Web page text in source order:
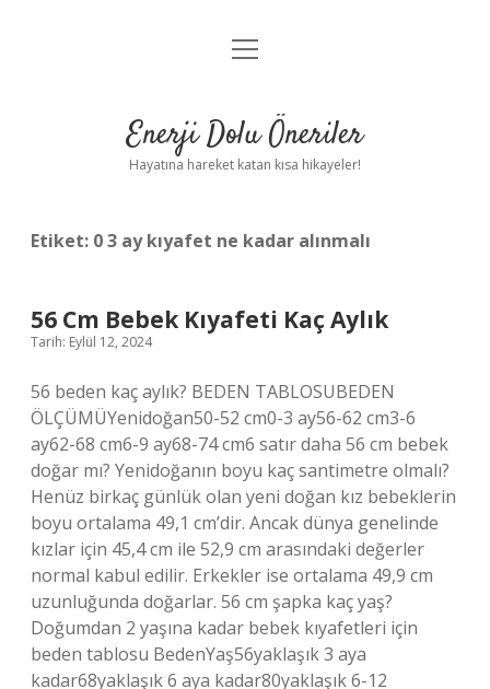
Anasayfa
Yasal Uyarı
menüyü
Enerji Dolu Öneriler
Hayatına hareket katan kısa hikayeler!
Etiket: 0 3 ay kıyafet ne kadar alınmalı
56 Cm Bebek Kıyafeti Kaç Aylık
Tarih: Eylül 12, 2024
56 beden kaç aylık? BEDEN TABLOSUBEDEN
ÖLÇÜMÜYenidoğan50-52 cm0-3 ay56-62 cm3-6
ay62-68 cm6-9 ay68-74 cm6 satır daha 56 cm bebek
doğar mı? Yenidoğanın boyu kaç santimetre olmalı?
Henüz birkaç günlük olan yeni doğan kız bebeklerin
boyu ortalama 49,1 cm’dir. Ancak dünya genelinde
kızlar için 45,4 cm ile 52,9 cm arasındaki değerler
normal kabul edilir. Erkekler ise ortalama 49,9 cm
uzunluğunda doğarlar. 56 cm şapka kaç yaş?
Doğumdan 2 yaşına kadar bebek kıyafetleri için
beden tablosu BedenYaş56yaklaşık 3 aya
kadar68yaklaşık 6 aya kadar80yaklaşık 6-12